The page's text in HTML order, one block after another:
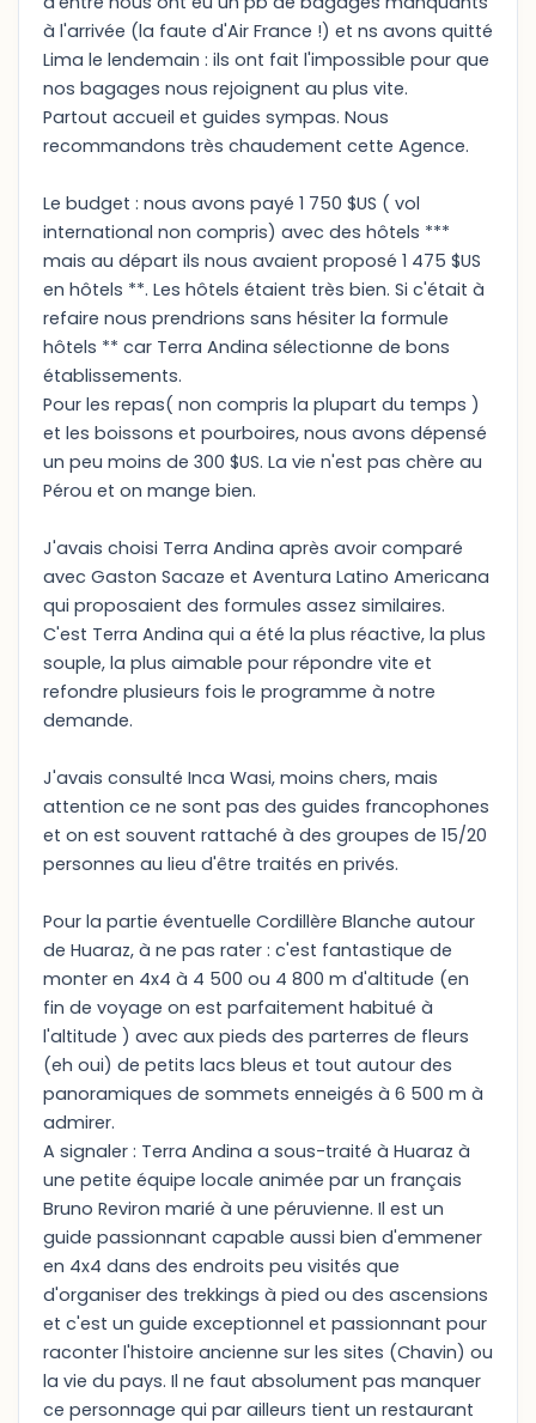
à l'arrivée (la faute d'Air France !) et ns avons quitté
Lima le lendemain : ils ont fait l'impossible pour que
nos bagages nous rejoignent au plus vite.
Partout accueil et guides sympas. Nous
recommandons très chaudement cette Agence.
Le budget : nous avons payé 1 750 $US ( vol
international non compris) avec des hôtels ***
mais au départ ils nous avaient proposé 1 475 $US
en hôtels **. Les hôtels étaient très bien. Si c'était à
refaire nous prendrions sans hésiter la formule
hôtels ** car Terra Andina sélectionne de bons
établissements.
Pour les repas( non compris la plupart du temps )
et les boissons et pourboires, nous avons dépensé
un peu moins de 300 $US. La vie n'est pas chère au
Pérou et on mange bien.
J'avais choisi Terra Andina après avoir comparé
avec Gaston Sacaze et Aventura Latino Americana
qui proposaient des formules assez similaires.
C'est Terra Andina qui a été la plus réactive, la plus
souple, la plus aimable pour répondre vite et
refondre plusieurs fois le programme à notre
demande.
J'avais consulté Inca Wasi, moins chers, mais
attention ce ne sont pas des guides francophones
et on est souvent rattaché à des groupes de 15/20
personnes au lieu d'être traités en privés.
Pour la partie éventuelle Cordillère Blanche autour
de Huaraz, à ne pas rater : c'est fantastique de
monter en 4x4 à 4 500 ou 4 800 m d'altitude (en
fin de voyage on est parfaitement habitué à
l'altitude ) avec aux pieds des parterres de fleurs
(eh oui) de petits lacs bleus et tout autour des
panoramiques de sommets enneigés à 6 500 m à
admirer.
A signaler : Terra Andina a sous-traité à Huaraz à
une petite équipe locale animée par un français
Bruno Reviron marié à une péruvienne. Il est un
guide passionnant capable aussi bien d'emmener
en 4x4 dans des endroits peu visités que
d'organiser des trekkings à pied ou des ascensions
et c'est un guide exceptionnel et passionnant pour
raconter l'histoire ancienne sur les sites (Chavin) ou
la vie du pays. Il ne faut absolument pas manquer
ce personnage qui par ailleurs tient un restaurant